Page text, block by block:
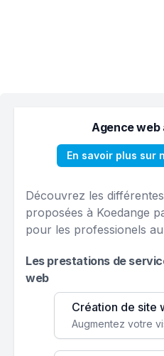
Agence web
En savoir plus sur
Découvrez les
proposées à Koedange
pour les professionels
Les prestations de
web
Création de site